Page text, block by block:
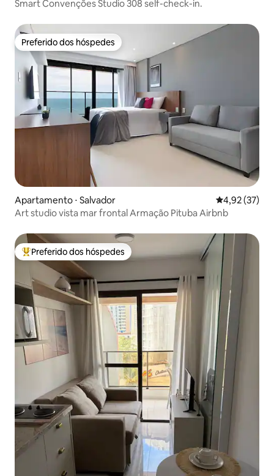
Smart Convenções Studio 308 self-check-in.
Preferido dos hóspedes
Preferido dos hóspedes
Apartamento ⋅ Salvador 4,92 de uma
4,92 (37)
Art studio vista mar frontal Armação Pituba Airbnb
Entre os melhores preferidos dos hóspedes
Preferido dos hóspedes